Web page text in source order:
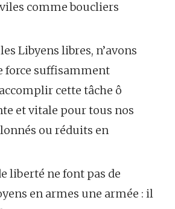
comme boucliers
Libyens libres, n’avons
force suffisamment
cette tâche ô
et vitale pour tous nos
ou réduits en
liberté ne font pas de
en armes une armée : il